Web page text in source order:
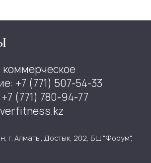
+7 (771) 507-54-33
(771) 780-94-77
г. Алматы, Достык, 202, БЦ "Форум",